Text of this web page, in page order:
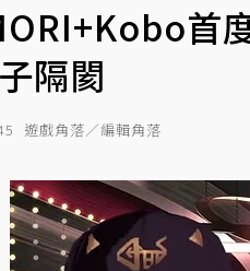
首
隔閡
遊戲角落／編輯角落